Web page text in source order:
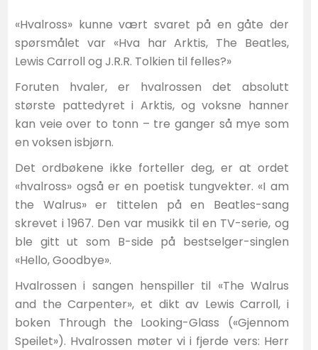
«Hvalross» kunne vært svaret på en gåte der
spørsmålet var «Hva har Arktis, The Beatles,
Lewis Carroll og J.R.R. Tolkien til felles?»
Foruten hvaler, er hvalrossen det absolutt
største pattedyret i Arktis, og voksne hanner
kan veie over to tonn – tre ganger så mye som
en voksen isbjørn.
Det ordbøkene ikke forteller deg, er at ordet
«hvalross» også er en poetisk tungvekter. «I am
the Walrus» er tittelen på en Beatles-sang
skrevet i 1967. Den var musikk til en TV-serie, og
ble gitt ut som B-side på bestselger-singlen
«Hello, Goodbye».
Hvalrossen i sangen henspiller til «The Walrus
and the Carpenter», et dikt av Lewis Carroll, i
boken Through the Looking-Glass («Gjennom
Speilet»). Hvalrossen møter vi i fjerde vers: Herr